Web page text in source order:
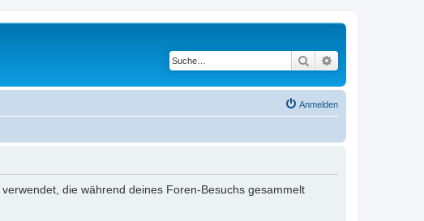
Suche
Anmelden
die während deines Foren-Besuchs gesammelt